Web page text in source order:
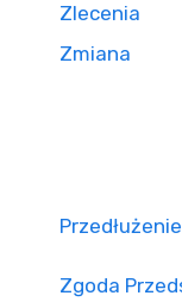
Zlecenia
Zmiana
Zgoda